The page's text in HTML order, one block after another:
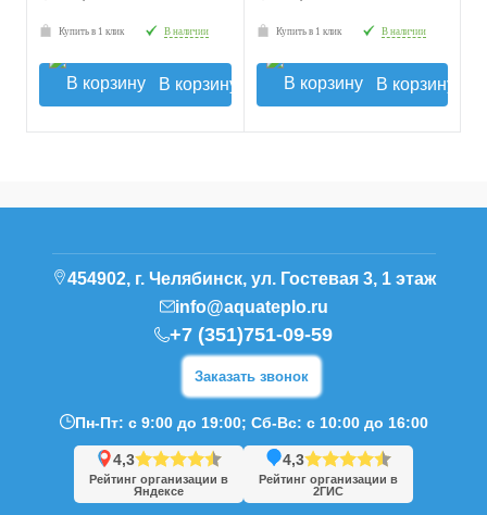
Купить в 1 клик В наличии
В корзину
Купить в 1 клик В наличии
В корзину
454902, г. Челябинск, ул. Гостевая 3, 1 этаж
info@aquateplo.ru
+7 (351)751-09-59
Заказать звонок
Пн-Пт: с 9:00 до 19:00; Сб-Вс: с 10:00 до 16:00
4,3
Рейтинг организации в
Яндексе
4,3
Рейтинг организации в
2ГИС